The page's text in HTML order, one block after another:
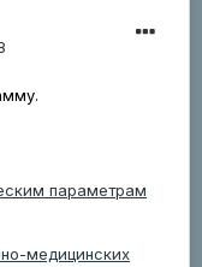
параметрам
медицинских